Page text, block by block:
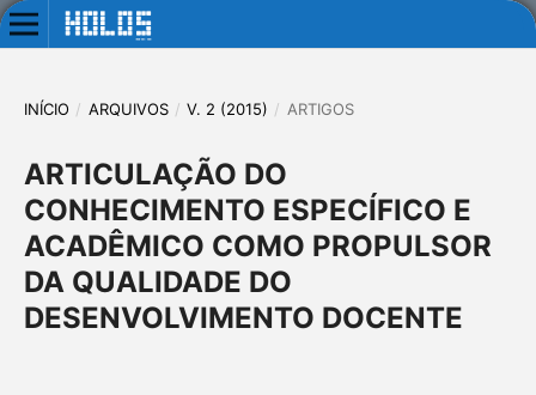
INÍCIO / ARQUIVOS / V. 2 (2015) / ARTIGOS
ARTICULAÇÃO DO
CONHECIMENTO ESPECÍFICO E
ACADÊMICO COMO PROPULSOR
DA QUALIDADE DO
DESENVOLVIMENTO DOCENTE